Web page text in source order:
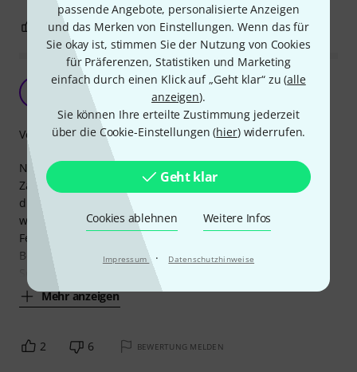
passende Angebote, personalisierte Anzeigen
und das Merken von Einstellungen. Wenn das für
Sie okay ist, stimmen Sie der Nutzung von Cookies
für Präferenzen, Statistiken und Marketing
einfach durch einen Klick auf „Geht klar“ zu (alle
anzeigen).
Sie können Ihre erteilte Zustimmung jederzeit
über die Cookie-Einstellungen (hier) widerrufen.
Geht klar
Cookies ablehnen Weitere Infos
Impressum · Datenschutzhinweise
0 BEWERTUNG MELDEN
Leider ein Flop
Anonym 18.04.2016
Nachdem an dem 5-Wege-Schalter meiner 89er Strat der
Zahn der Zeit genagt hatte (Kontaktprobleme) und ich
diesen im Rahmen einer Generalüberholung austauschen
wollte, habe ich mir neben anderen Teilen einen "Original
Fender"- Schalter (Made in Mexico) bei Thomann bestellt.
Beim Einbau musste ich dann feststellen, dass die
Schleifkontakte, an denen die Litzen der PUs
Mehr anzeigen
Verarbeitung
2 6 BEWERTUNG MELDEN